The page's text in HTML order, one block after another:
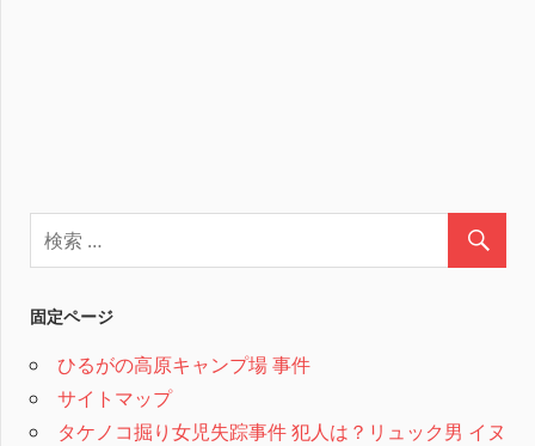
固定ページ
ひるがの高原キャンプ場 事件
サイトマップ
タケノコ掘り女児失踪事件 犯人は？リュック男 イヌ